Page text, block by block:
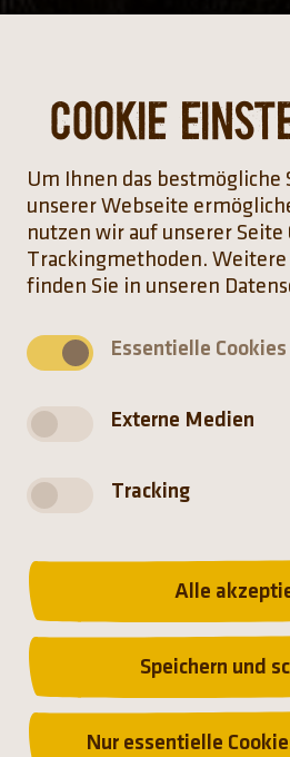
DIE
Cookie
Um Ihnen das bestmögliche
unserer Webseite
nutzen wir auf unserer Seite
Trackingmethoden.
finden Sie in unseren
Essentielle Cookies
Externe Medien
Tracking
Alle
Speichern und
Nur essentielle